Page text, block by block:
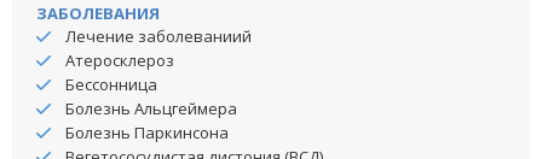
ЗАБОЛЕВАНИЯ
Лечение заболеваниий
Атеросклероз
Бессонница
Болезнь Альцгеймера
Болезнь Паркинсона